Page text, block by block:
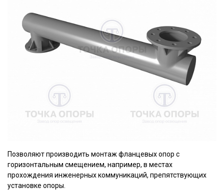
Позволяют производить монтаж фланцевых опор с
горизонтальным смещением, например, в местах
прохождения инженерных коммуникаций, препятствующих
установке опоры.